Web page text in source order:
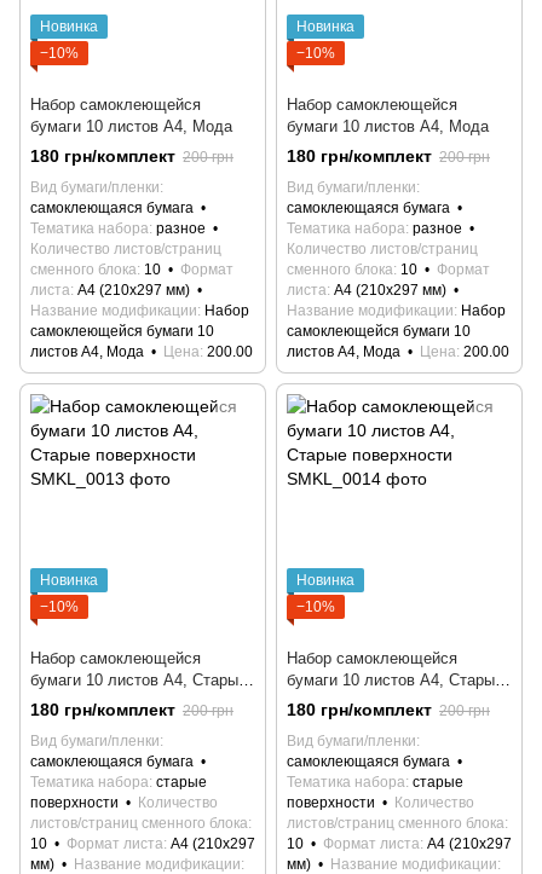
Новинка
−10%
Набор самоклеющейся
бумаги 10 листов А4, Мода
180 грн/комплект 200 грн
Вид бумаги/пленки
самоклеющаяся бумага
Тематика набора разное
Количество листов/страниц
сменного блока 10
Формат
листа А4 (210х297 мм)
Название модификации Набор
самоклеющейся бумаги 10
листов А4, Мода
Цена 200.00
Новинка
−10%
Набор самоклеющейся
бумаги 10 листов А4, Мода
180 грн/комплект 200 грн
Вид бумаги/пленки
самоклеющаяся бумага
Тематика набора разное
Количество листов/страниц
сменного блока 10
Формат
листа А4 (210х297 мм)
Название модификации Набор
самоклеющейся бумаги 10
листов А4, Мода
Цена 200.00
Новинка
−10%
Набор самоклеющейся
бумаги 10 листов А4, Старые
поверхности
180 грн/комплект 200 грн
Вид бумаги/пленки
самоклеющаяся бумага
Тематика набора старые
поверхности
Количество
листов/страниц сменного блока
10
Формат листа А4 (210х297
мм)
Название модификации
Новинка
−10%
Набор самоклеющейся
бумаги 10 листов А4, Старые
поверхности
180 грн/комплект 200 грн
Вид бумаги/пленки
самоклеющаяся бумага
Тематика набора старые
поверхности
Количество
листов/страниц сменного блока
10
Формат листа А4 (210х297
мм)
Название модификации